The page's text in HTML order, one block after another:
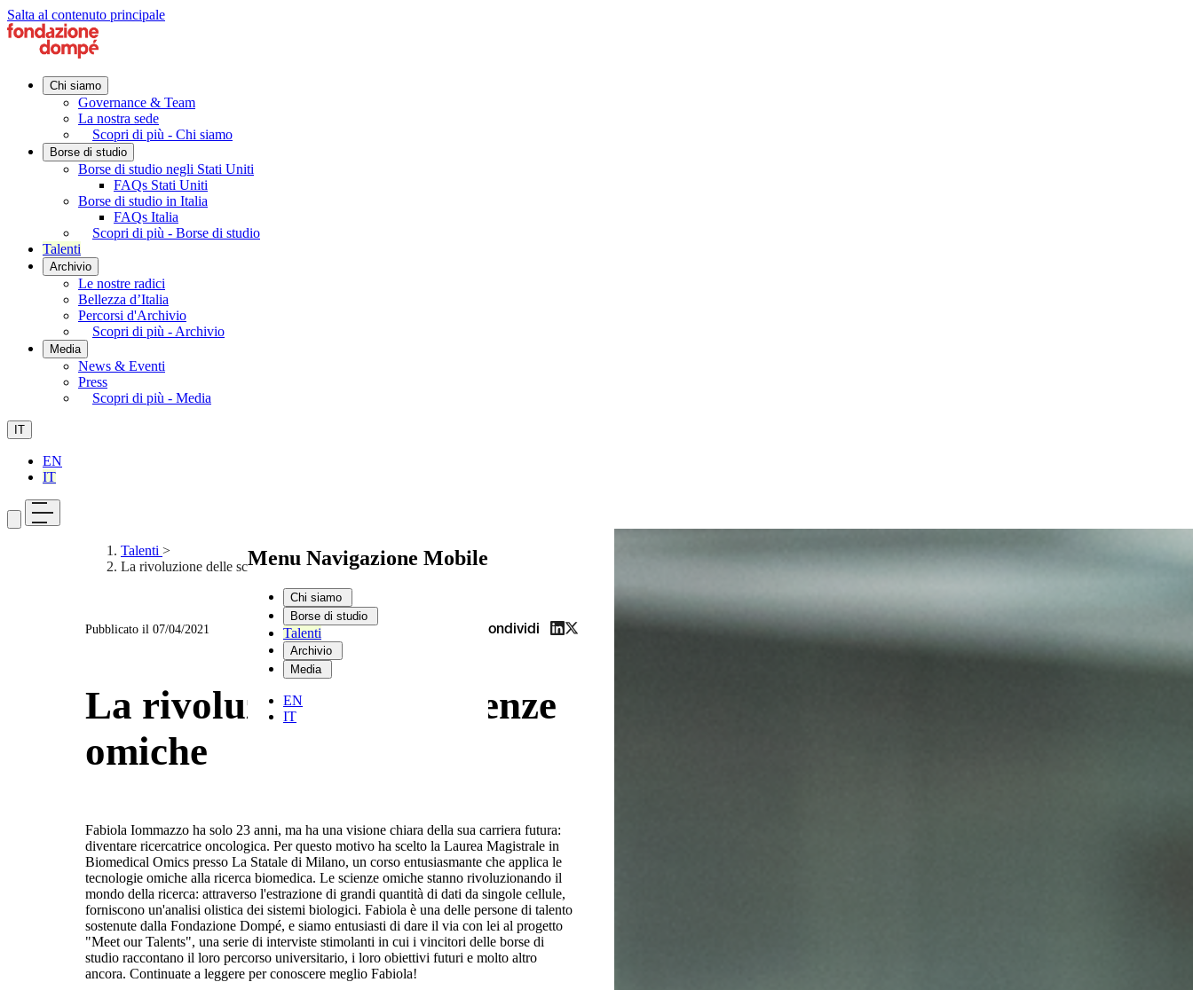
Salta al contenuto principale
Chi siamo
Governance & Team
La nostra sede
Scopri di più - Chi siamo
Borse di studio
Borse di studio negli Stati Uniti
FAQs Stati Uniti
Borse di studio in Italia
FAQs Italia
Scopri di più - Borse di studio
Talenti
Archivio
Le nostre radici
Bellezza d’Italia
Percorsi d'Archivio
Scopri di più - Archivio
Media
News & Eventi
Press
Scopri di più - Media
IT
EN
IT
Menu Navigazione Mobile
Chi siamo
Borse di studio
Talenti
Archivio
Media
EN
IT
Talenti >
La rivoluzione delle scienze omiche
Pubblicato il 07/04/2021 Condividi
La rivoluzione delle scienze
omiche
Fabiola Iommazzo ha solo 23 anni, ma ha una visione chiara della sua carriera futura:
diventare ricercatrice oncologica. Per questo motivo ha scelto la Laurea Magistrale in
Biomedical Omics presso La Statale di Milano, un corso entusiasmante che applica le
tecnologie omiche alla ricerca biomedica. Le scienze omiche stanno rivoluzionando il
mondo della ricerca: attraverso l'estrazione di grandi quantità di dati da singole cellule,
forniscono un'analisi olistica dei sistemi biologici. Fabiola è una delle persone di talento
sostenute dalla Fondazione Dompé, e siamo entusiasti di dare il via con lei al progetto
"Meet our Talents", una serie di interviste stimolanti in cui i vincitori delle borse di
studio raccontano il loro percorso universitario, i loro obiettivi futuri e molto altro
ancora. Continuate a leggere per conoscere meglio Fabiola!